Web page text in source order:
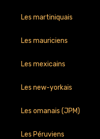
Les martiniquais
Les mauriciens
Les mexicains
Les new-yorkais
Les omanais (JPM)
Les Péruviens